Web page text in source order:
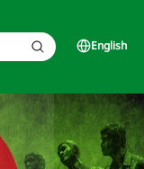
English